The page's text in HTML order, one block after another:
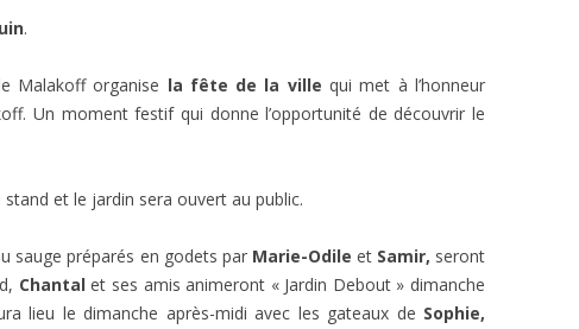
.
Malakoff organise la fête de la ville qui met à l’honneur
Un moment festif qui donne l’opportunité de découvrir le
et le jardin sera ouvert au public.
sauge préparés en godets par Marie-Odile et Samir, seront
Chantalet ses amis animeront « Jardin Debout » dimanche
lieu le dimanche après-midi avec les gateaux de Sophie,